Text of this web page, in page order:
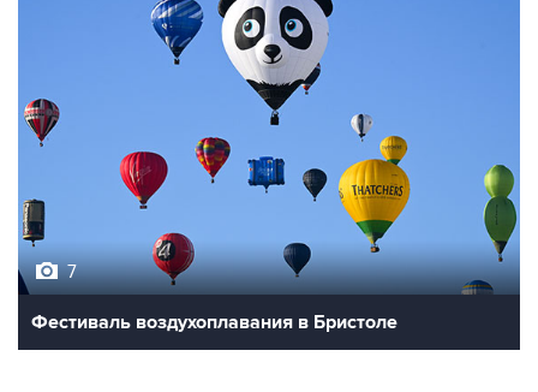
7
Фестиваль воздухоплавания в Бристоле